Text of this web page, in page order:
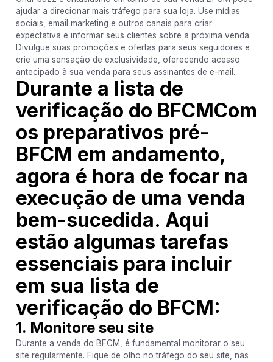
ajudar a direcionar mais tráfego para sua loja. Use mídias
sociais, email marketing e outros canais para criar
expectativa e informar seus clientes sobre a próxima venda.
Divulgue suas promoções e ofertas para seus seguidores e
crie uma sensação de exclusividade, oferecendo acesso
antecipado à sua venda para seus assinantes de e-mail.
Durante a lista de
verificação do BFCMCom
os preparativos pré-
BFCM em andamento,
agora é hora de focar na
execução de uma venda
bem-sucedida. Aqui
estão algumas tarefas
essenciais para incluir
em sua lista de
verificação do BFCM:
1. Monitore seu site
Durante a venda do BFCM, é fundamental monitorar o seu
site regularmente. Fique de olho no tráfego do seu site, nas